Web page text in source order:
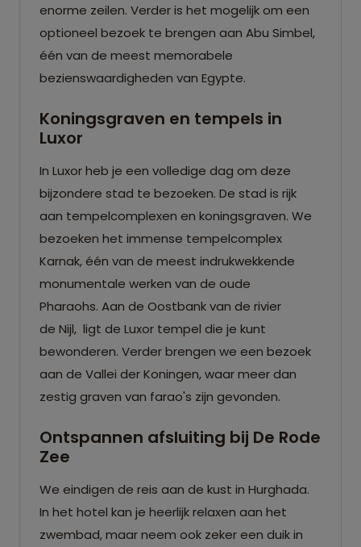
enorme zeilen. Verder is het mogelijk om een
optioneel bezoek te brengen aan Abu Simbel,
één van de meest memorabele
bezienswaardigheden van Egypte.
Koningsgraven en tempels in
Luxor
In Luxor heb je een volledige dag om deze
bijzondere stad te bezoeken. De stad is rijk
aan tempelcomplexen en koningsgraven. We
bezoeken het immense tempelcomplex
Karnak, één van de meest indrukwekkende
monumentale werken van de oude
Pharaohs. Aan de Oostbank van de rivier
de Nijl, ligt de Luxor tempel die je kunt
bewonderen. Verder brengen we een bezoek
aan de Vallei der Koningen, waar meer dan
zestig graven van farao's zijn gevonden.
Ontspannen afsluiting bij De Rode
Zee
We eindigen de reis aan de kust in Hurghada.
In het hotel kan je heerlijk relaxen aan het
zwembad, maar neem ook zeker een duik in